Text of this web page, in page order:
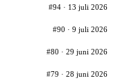
#94 · 13 juli 2026
#90 · 9 juli 2026
#80 · 29 juni 2026
#79 · 28 juni 2026